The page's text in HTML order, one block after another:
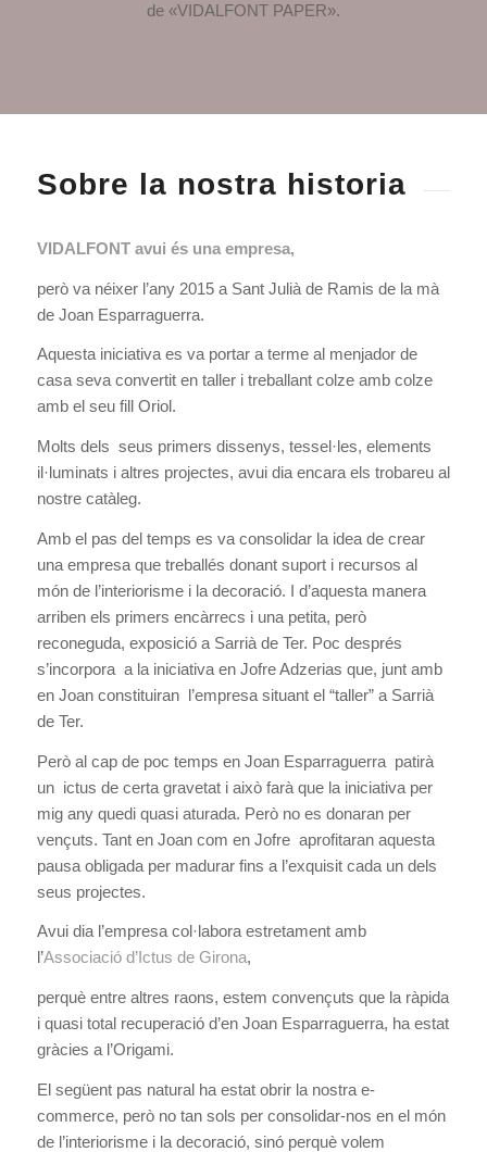
de «VIDALFONT PAPER».
Sobre la nostra historia
VIDALFONT avui és una empresa,
però va néixer l’any 2015 a Sant Julià de Ramis de la mà
de Joan Esparraguerra.
Aquesta iniciativa es va portar a terme al menjador de
casa seva convertit en taller i treballant colze amb colze
amb el seu fill Oriol.
Molts dels seus primers dissenys, tessel·les, elements
il·luminats i altres projectes, avui dia encara els trobareu al
nostre catàleg.
Amb el pas del temps es va consolidar la idea de crear
una empresa que treballés donant suport i recursos al
món de l’interiorisme i la decoració. I d’aquesta manera
arriben els primers encàrrecs i una petita, però
reconeguda, exposició a Sarrià de Ter. Poc després
s’incorpora a la iniciativa en Jofre Adzerias que, junt amb
en Joan constituiran l’empresa situant el “taller” a Sarrià
de Ter.
Però al cap de poc temps en Joan Esparraguerra patirà
un ictus de certa gravetat i això farà que la iniciativa per
mig any quedi quasi aturada. Però no es donaran per
vençuts. Tant en Joan com en Jofre aprofitaran aquesta
pausa obligada per madurar fins a l’exquisit cada un dels
seus projectes.
Avui dia l’empresa col·labora estretament amb
l’Associació d’Ictus de Girona,
perquè entre altres raons, estem convençuts que la ràpida
i quasi total recuperació d’en Joan Esparraguerra, ha estat
gràcies a l’Origami.
El següent pas natural ha estat obrir la nostra e-
commerce, però no tan sols per consolidar-nos en el món
de l’interiorisme i la decoració, sinó perquè volem